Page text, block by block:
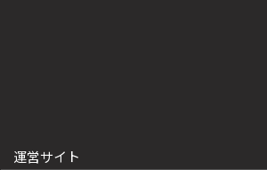
運営サイト